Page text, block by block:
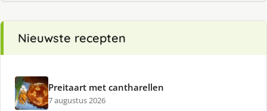
Nieuwste recepten
Preitaart met cantharellen
7 augustus 2026